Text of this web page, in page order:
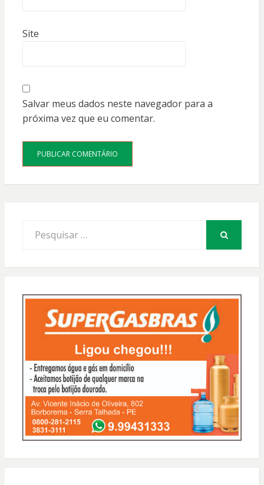
Site
Salvar meus dados neste navegador para a
próxima vez que eu comentar.
por: